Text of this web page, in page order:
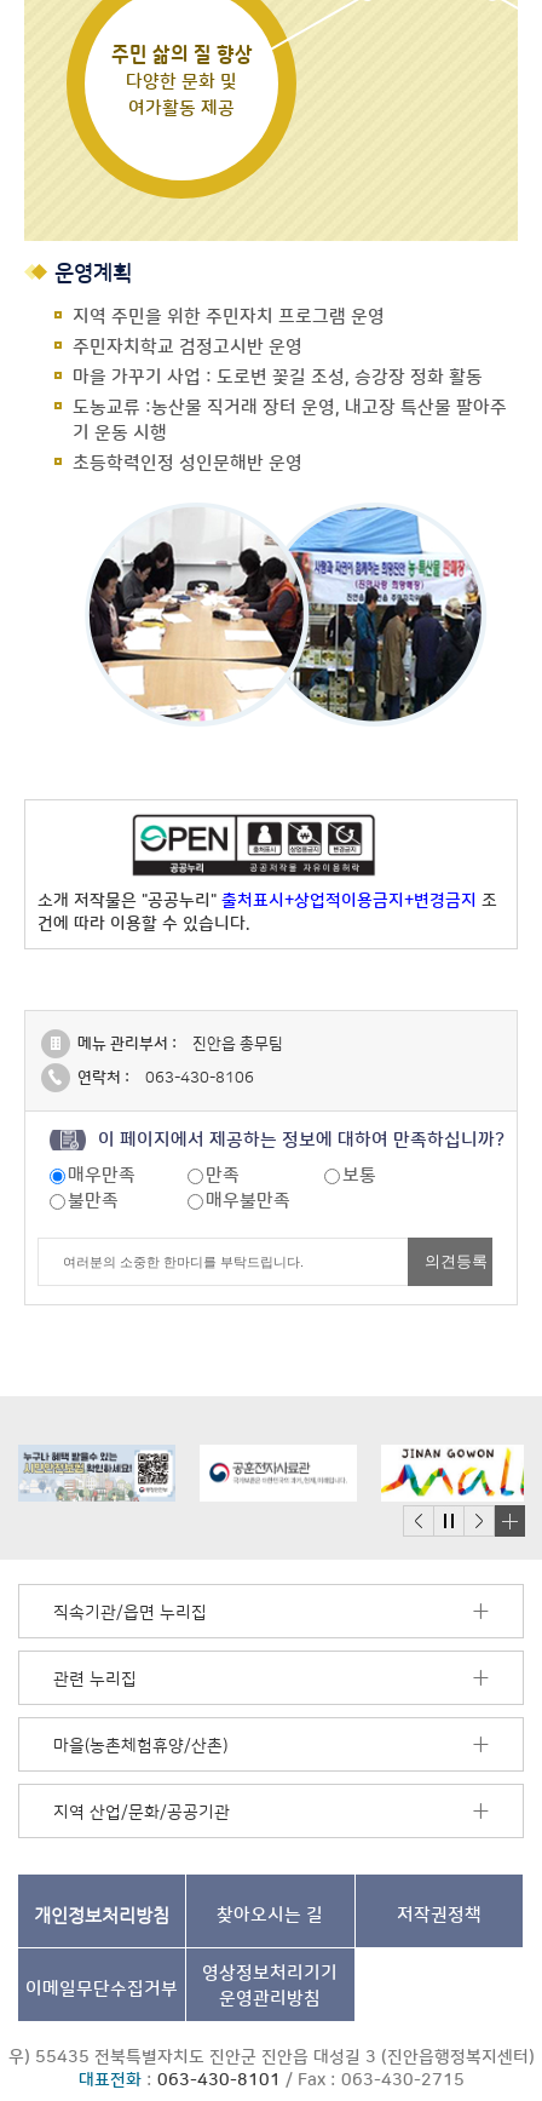
주민 삶의 질 향상
다양한 문화 및
여가활동 제공
운영계획
지역 주민을 위한 주민자치 프로그램 운영
주민자치학교 검정고시반 운영
마을 가꾸기 사업 : 도로변 꽃길 조성, 승강장 정화 활동
도농교류 :농산물 직거래 장터 운영, 내고장 특산물 팔아주
기 운동 시행
초등학력인정 성인문해반 운영
소개 저작물은 "공공누리" 출처표시+상업적이용금지+변경금지 조
건에 따라 이용할 수 있습니다.
메뉴 관리부서 :
진안읍 총무팀
연락처 :
063-430-8106
이 페이지에서 제공하는 정보에 대하여 만족하십니까?
매우만족
만족
보통
불만족
매우불만족
더
기
직속기관/읍면 누리집
관련 누리집
마을(농촌체험휴양/산촌)
지역 산업/문화/공공기관
개인정보처리방침 찾아오시는 길 저작권정책
이메일무단수집거부
영상정보처리기기
운영관리방침
우) 55435 전북특별자치도 진안군 진안읍 대성길 3 (진안읍행정복지센터)
대표전화: 063-430-8101 / Fax : 063-430-2715